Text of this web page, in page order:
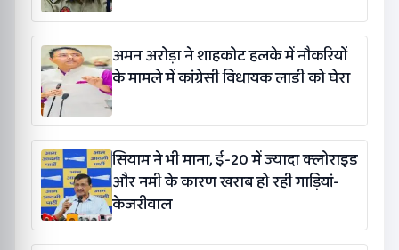
अमन अरोड़ा ने शाहकोट हलके में नौकरियों
के मामले में कांग्रेसी विधायक लाडी को घेरा
सियाम ने भी माना, ई-20 में ज्यादा क्लोराइड
और नमी के कारण खराब हो रही गाड़ियां-
केजरीवाल